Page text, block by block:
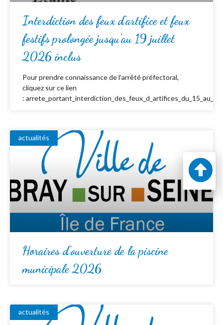
Interdiction des feux d’artifice et feux
festifs prolongée jusqu’au 19 juillet
2026 inclus
Pour prendre connaissance de l’arrêté préfectoral,
cliquez sur ce lien
:
actualités
Horaires d’ouverture de la piscine
municipale 2026
actualités